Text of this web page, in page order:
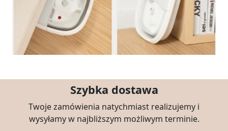
Szybka dostawa
Twoje zamówienia natychmiast realizujemy i
wysyłamy w najbliższym możliwym terminie.